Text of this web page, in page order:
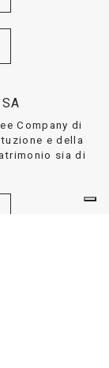
Company di
e della
sia di